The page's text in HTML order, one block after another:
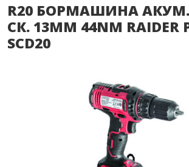
R20 БОРМАШИНА АКУМ.
СК. 13MM 44NM RAIDER
SCD20